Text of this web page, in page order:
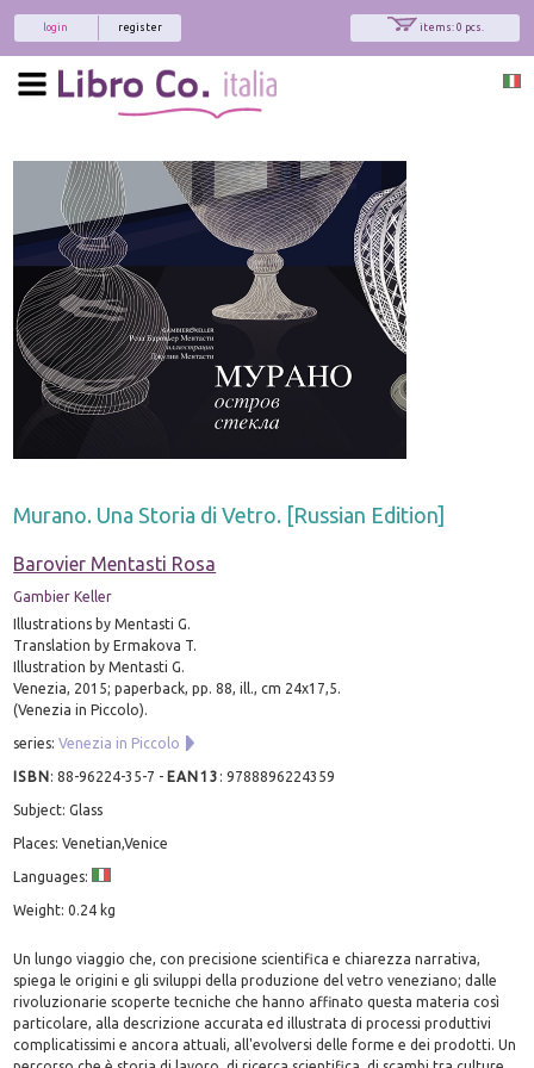
items: 0 pcs.
register
login
Murano. Una Storia di Vetro. [Russian Edition]
Barovier Mentasti Rosa
Gambier Keller
Illustrations by Mentasti G.
Translation by Ermakova T.
Illustration by Mentasti G.
Venezia, 2015; paperback, pp. 88, ill., cm 24x17,5.
(Venezia in Piccolo).
series:Venezia in Piccolo
ISBN:88-96224-35-7 - EAN13 :9788896224359
Subject: Glass
Places: Venetian,Venice
Languages:
Weight: 0.24 kg
Un lungo viaggio che, con precisione scientifica e chiarezza narrativa,
spiega le origini e gli sviluppi della produzione del vetro veneziano; dalle
rivoluzionarie scoperte tecniche che hanno affinato questa materia così
particolare, alla descrizione accurata ed illustrata di processi produttivi
complicatissimi e ancora attuali, all'evolversi delle forme e dei prodotti. Un